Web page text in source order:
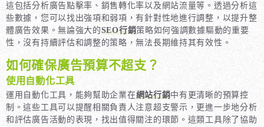
這包括分析廣告點擊率、銷售轉化率以及網站流量等。透過分析這
些數據，您可以找出強項和弱項，有針對性地進行調整，以提升整
體廣告效果。無論強大的SEO行銷策略如何強調數據驅動的重要
性，沒有持續評估和調整的策略，無法長期維持其有效性。
如何確保廣告預算不超支？
使用自動化工具
運用自動化工具，能夠幫助企業在網站行銷中有更清晰的預算控
制。這些工具可以提醒相關負責人注意超支警示，更進一步地分析
和評估廣告活動的表現，找出值得關注的環節。這類工具除了協助